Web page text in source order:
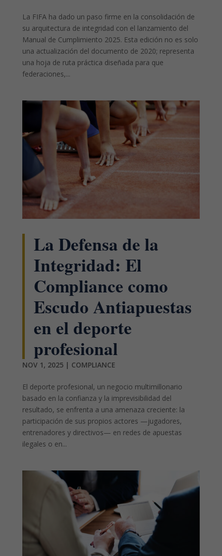
La FIFA ha dado un paso firme en la consolidación de
su arquitectura de integridad con el lanzamiento del
Manual de Cumplimiento 2025. Esta edición no es solo
una actualización del documento de 2020; representa
una hoja de ruta práctica diseñada para que
federaciones,...
La Defensa de la
Integridad: El
Compliance como
Escudo Antiapuestas
en el deporte
profesional
NOV 1, 2025| COMPLIANCE
El deporte profesional, un negocio multimillonario
basado en la confianza y la imprevisibilidad del
resultado, se enfrenta a una amenaza creciente: la
participación de sus propios actores —jugadores,
entrenadores y directivos— en redes de apuestas
ilegales o en...